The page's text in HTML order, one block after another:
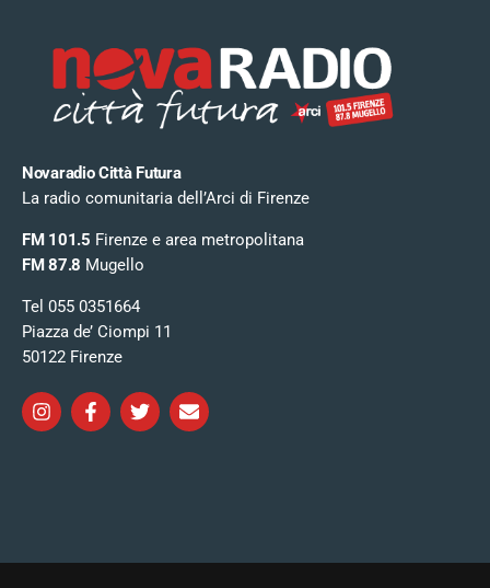
Novaradio Città Futura
La radio comunitaria dell’Arci di Firenze
FM 101.5 Firenze e area metropolitana
FM 87.8 Mugello
Tel 055 0351664
Piazza de’ Ciompi 11
50122 Firenze